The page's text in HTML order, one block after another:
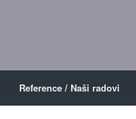
Reference / Naši radovi